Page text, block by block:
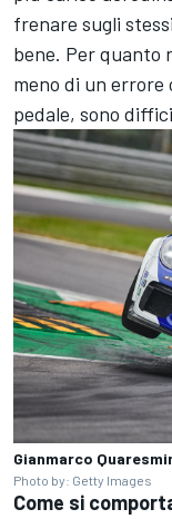
frenare sugli
bene. Per quanto
meno di un
pedale, sono
Gianmarco
Photo by: Getty Images
Come si